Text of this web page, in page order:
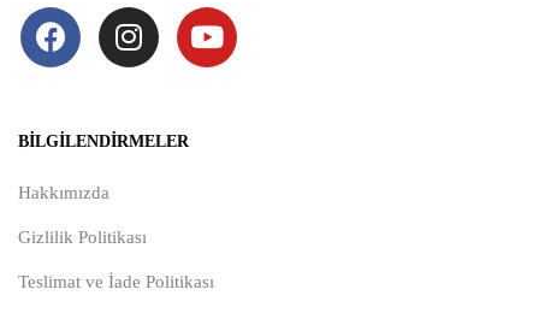
BILGILENDIRMELER
Hakkımızda
Gizlilik Politikası
Teslimat ve İade Politikası